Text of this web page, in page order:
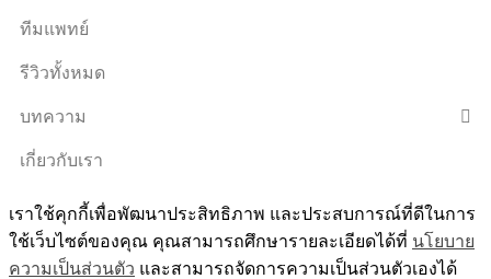
ทีมแพทย์
รีวิวทั้งหมด
บทความ
เกี่ยวกับเรา
เราใช้คุกกี้เพื่อพัฒนาประสิทธิภาพ และประสบการณ์ที่ดีในการ
ใช้เว็บไซต์ของคุณ คุณสามารถศึกษารายละเอียดได้ที่ นโยบาย
ความเป็นส่วนตัว และสามารถจัดการความเป็นส่วนตัวเองได้